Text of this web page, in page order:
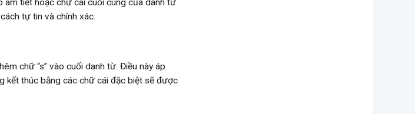
âm tiết hoặc chữ cái cuối cùng của danh từ
tự tin và chính xác.
chữ “s” vào cuối danh từ. Điều này áp
kết thúc bằng các chữ cái đặc biệt sẽ được